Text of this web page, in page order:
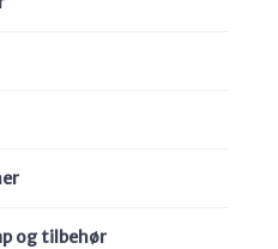
og tilbehør